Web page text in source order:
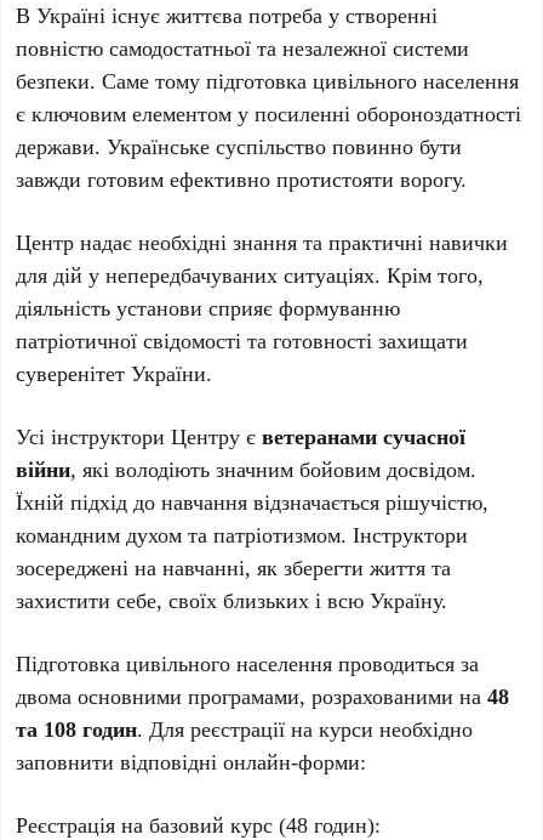
В Україні існує життєва потреба у створенні
повністю самодостатньої та незалежної системи
безпеки. Саме тому підготовка цивільного населення
є ключовим елементом у посиленні обороноздатності
держави. Українське суспільство повинно бути
завжди готовим ефективно протистояти ворогу.
Центр надає необхідні знання та практичні навички
для дій у непередбачуваних ситуаціях. Крім того,
діяльність установи сприяє формуванню
патріотичної свідомості та готовності захищати
суверенітет України.
Усі інструктори Центру єветеранами сучасної
війни, які володіють значним бойовим досвідом.
Їхній підхід до навчання відзначається рішучістю,
командним духом та патріотизмом. Інструктори
зосереджені на навчанні, як зберегти життя та
захистити себе, своїх близьких і всю Україну.
Підготовка цивільного населення проводиться за
двома основними програмами, розрахованими на48
та 108 годин. Для реєстрації на курси необхідно
заповнити відповідні онлайн-форми:
Реєстрація на базовий курс (48 годин):